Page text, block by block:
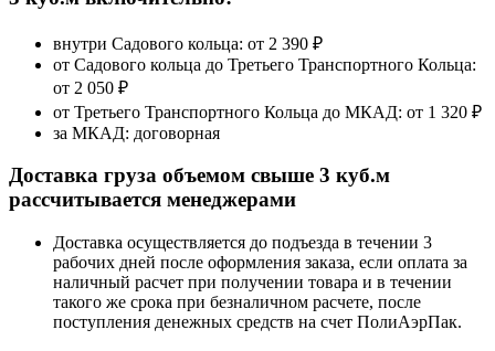
внутри Садового кольца: от 2 390 ₽
от Садового кольца до Третьего Транспортного Кольца:
от 2 050 ₽
от Третьего Транспортного Кольца до МКАД: от 1 320 ₽
за МКАД: договорная
Доставка груза объемом свыше 3 куб.м
рассчитывается менеджерами
Доставка осуществляется до подъезда в течении 3
рабочих дней после оформления заказа, если оплата за
наличный расчет при получении товара и в течении
такого же срока при безналичном расчете, после
поступления денежных средств на счет ПолиАэрПак.